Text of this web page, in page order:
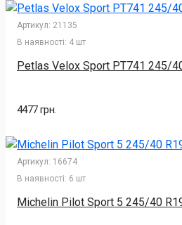
Артикул: 21135
В наявності: 4 шт
Petlas Velox Sport PT741 245/
4477 грн.
Артикул: 16674
В наявності: 6 шт
Michelin Pilot Sport 5 245/40